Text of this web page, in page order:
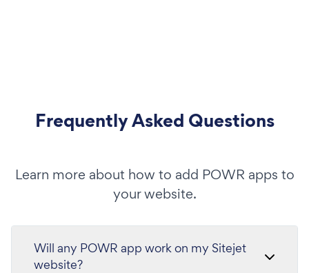
Frequently Asked Questions
Learn more about how to add POWR apps to
your website.
Will any POWR app work on my Sitejet
website?